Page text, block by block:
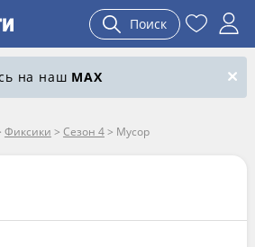
Поиск
на наш MAX
Фиксики > Сезон 4> Мусор